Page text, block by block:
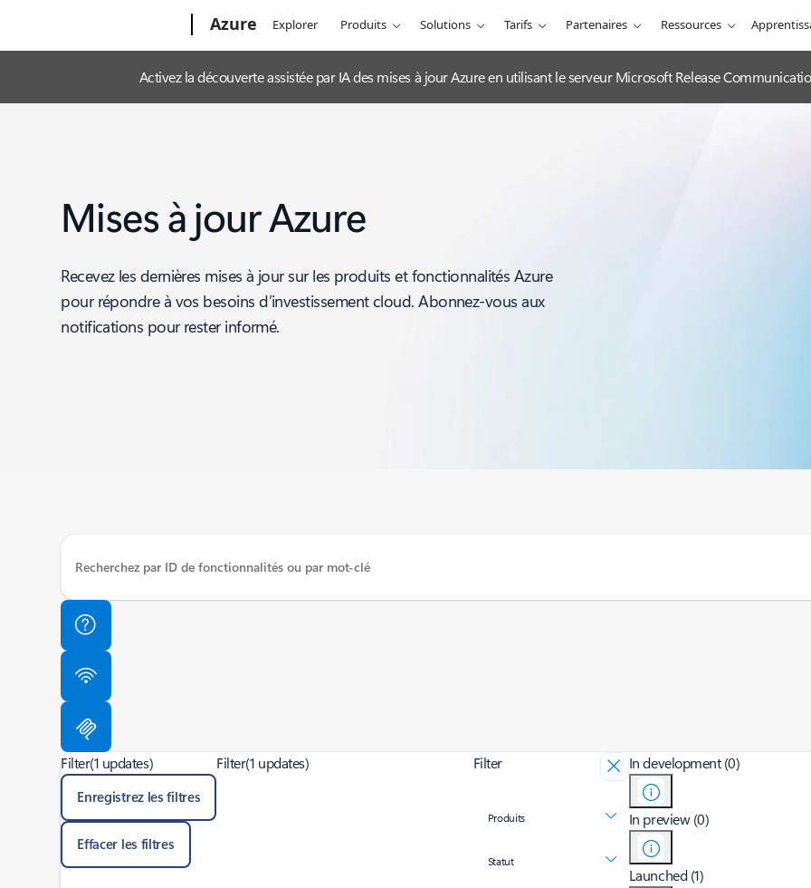
Azure Explorer Produits Solutions Tarifs Partenaires Ressources
Activez la découverte assistée par IA des mises à jour Azure en utilisant le serveur Microsoft Release
Mises à jour Azure
Recevez les dernières mises à jour sur les produits et fonctionnalités Azure
pour répondre à vos besoins d’investissement cloud. Abonnez-vous aux
notifications pour rester informé.
Filter(1 updates)
Enregistrez les filtres
Effacer les filtres
Filter(1 updates) Filter
Produits
Statut
In development (0)
In preview (0)
Launched (1)